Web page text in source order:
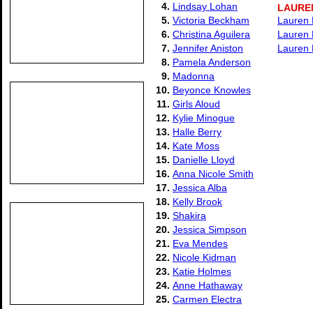
4. Lindsay Lohan
5. Victoria Beckham
6. Christina Aguilera
7. Jennifer Aniston
8. Pamela Anderson
9. Madonna
10. Beyonce Knowles
11. Girls Aloud
12. Kylie Minogue
13. Halle Berry
14. Kate Moss
15. Danielle Lloyd
16. Anna Nicole Smith
17. Jessica Alba
18. Kelly Brook
19. Shakira
20. Jessica Simpson
21. Eva Mendes
22. Nicole Kidman
23. Katie Holmes
24. Anne Hathaway
25. Carmen Electra
Lauren
Lauren
Lauren